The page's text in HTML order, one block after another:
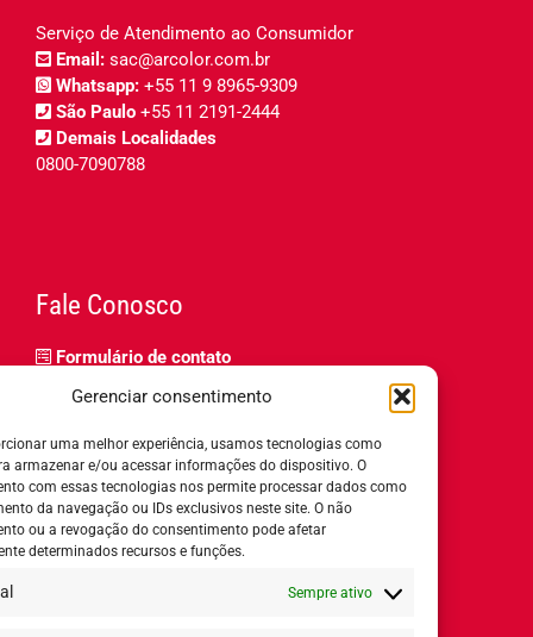
Gerenciar consentimento
uma melhor experiência, usamos tecnologias como
armazenar e/ou acessar informações do dispositivo. O
com essas tecnologias nos permite processar dados como
da navegação ou IDs exclusivos neste site. O não
ou a revogação do consentimento pode afetar
determinados recursos e funções.
Sempre ativo
Serviço de Atendimento ao Consumidor
Email: sac@arcolor.com.br
Whatsapp: +55 11 9 8965-9309
São Paulo +55 11 2191-2444
Demais Localidades
0800-7090788
Fale Conosco
Formulário de contato
Relatório de igualdade salarial
Horário de Atendimento:
8h ás 18h